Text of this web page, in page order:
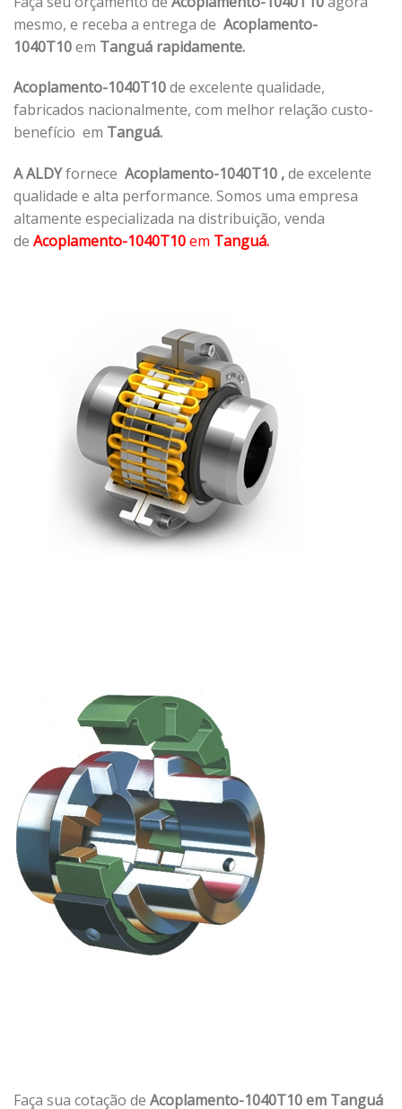
mesmo, e receba a entrega de Acoplamento-
1040T10em Tanguá rapidamente.
Acoplamento-1040T10de excelente qualidade,
fabricados nacionalmente, com melhor relação custo-
benefício em Tanguá.
A ALDYfornece Acoplamento-1040T10 ,de excelente
qualidade e alta performance. Somos uma empresa
altamente especializada na distribuição, venda
de Acoplamento-1040T10em Tanguá.
Faça sua cotação de Acoplamento-1040T10 em Tanguá